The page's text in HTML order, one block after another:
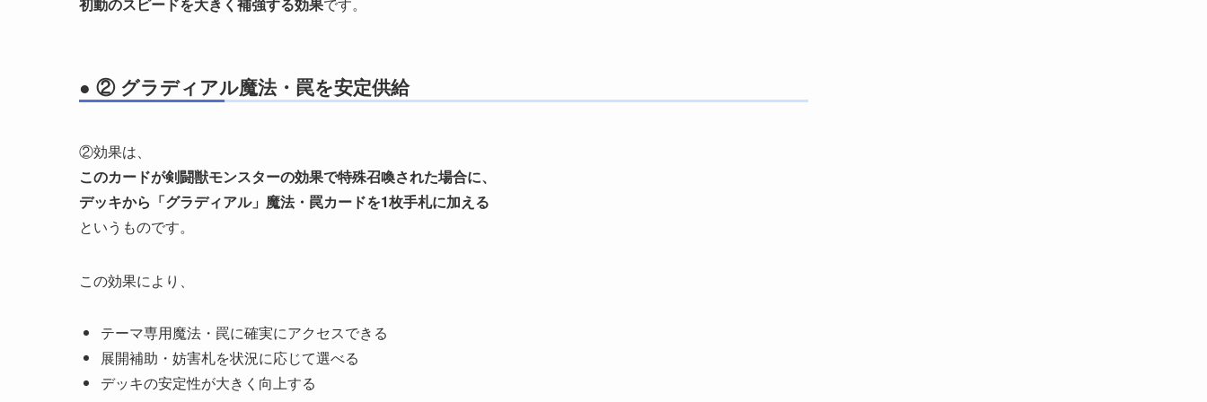
初動のスピードを大きく補強する効果です。
● ② グラディアル魔法・罠を安定供給
②効果は、
このカードが剣闘獣モンスターの効果で特殊召喚された場合に、
デッキから「グラディアル」魔法・罠カードを1枚手札に加える
というものです。
この効果により、
テーマ専用魔法・罠に確実にアクセスできる
展開補助・妨害札を状況に応じて選べる
デッキの安定性が大きく向上する